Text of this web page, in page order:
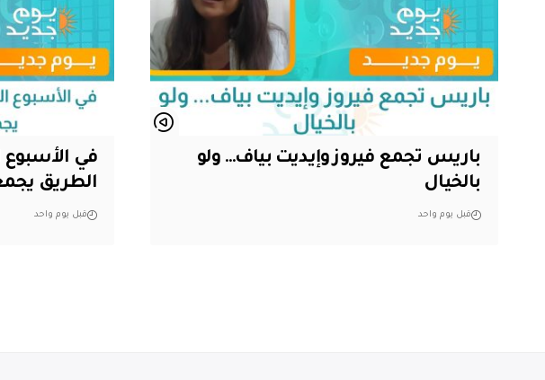
باريس تجمع فيروز وإيديت بياف… ولو
بالخيال
قبل يوم واحد
في الأسبوع
الطريق
قبل يوم واحد